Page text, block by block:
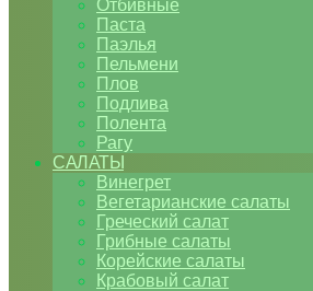
Отбивные
Паста
Паэлья
Пельмени
Плов
Подлива
Полента
Рагу
САЛАТЫ
Винегрет
Вегетарианские салаты
Греческий салат
Грибные салаты
Корейские салаты
Крабовый салат